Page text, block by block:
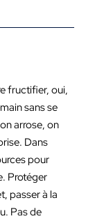
fructifier, oui,
sans se
arrose, on
Dans
pour
Protéger
passer à la
Pas de